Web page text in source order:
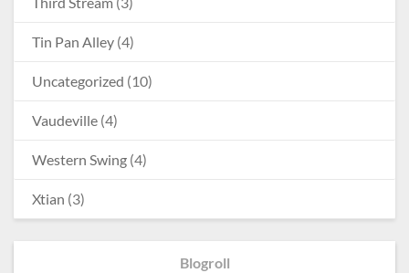
Tin Pan Alley (4)
Uncategorized (10)
Vaudeville (4)
Western Swing (4)
Xtian (3)
Blogroll